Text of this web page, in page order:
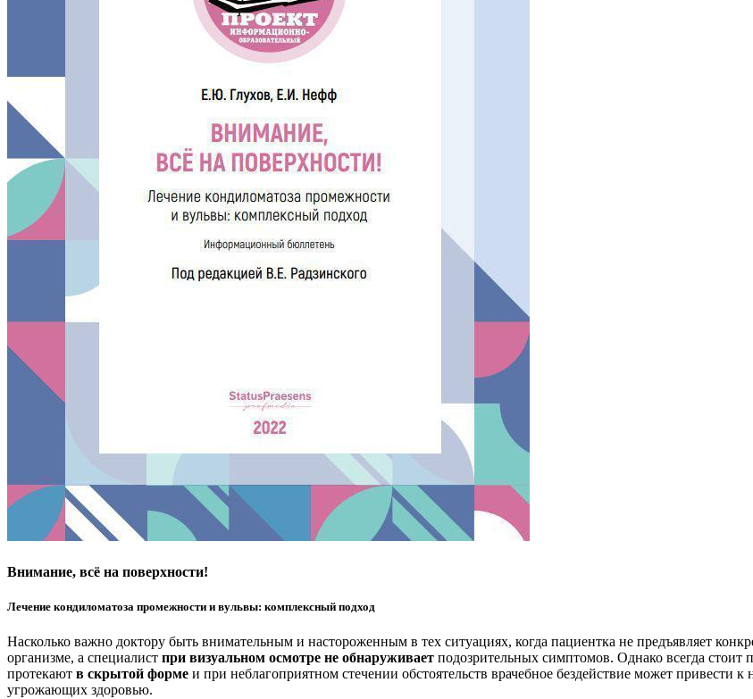
Внимание, всё на поверхности!
Лечение кондиломатоза промежности и вульвы: комплексный подход
Насколько важно доктору быть внимательным и настороженным в тех ситуациях, когда пациентка не предъявляет
организме, а специалист при визуальном осмотре не обнаруживает подозрительных симптомов. Однако всегда
протекают в скрытой форме и при неблагоприятном стечении обстоятельств врачебное бездействие может привести
угрожающих здоровью.